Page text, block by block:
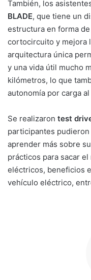
También, los
BLADE, que tiene un
estructura en forma de
cortocircuito y mejora
arquitectura única
y una vida útil mucho
kilómetros, lo que
autonomía por carga
Se realizaron test
participantes
aprender más sobre
prácticos para sacar
eléctricos, beneficios
vehículo eléctrico,